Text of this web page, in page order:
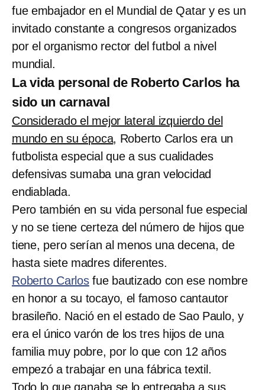
fue embajador en el Mundial de Qatar y es un
invitado constante a congresos organizados
por el organismo rector del futbol a nivel
mundial.
La vida personal de Roberto Carlos ha
sido un carnaval
Considerado el mejor lateral izquierdo del
mundo en su época, Roberto Carlos era un
futbolista especial que a sus cualidades
defensivas sumaba una gran velocidad
endiablada.
Pero también en su vida personal fue especial
y no se tiene certeza del número de hijos que
tiene, pero serían al menos una decena, de
hasta siete madres diferentes.
Roberto Carlosfue bautizado con ese nombre
en honor a su tocayo, el famoso cantautor
brasileño. Nació en el estado de Sao Paulo, y
era el único varón de los tres hijos de una
familia muy pobre, por lo que con 12 años
empezó a trabajar en una fábrica textil.
Todo lo que ganaba se lo entregaba a sus